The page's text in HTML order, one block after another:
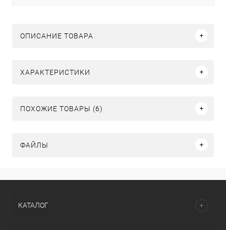
ОПИСАНИЕ ТОВАРА
ХАРАКТЕРИСТИКИ
ПОХОЖИЕ ТОВАРЫ (6)
ФАЙЛЫ
КАТАЛОГ